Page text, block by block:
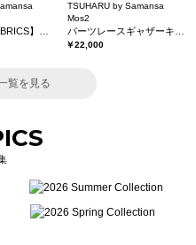
TSUHARU by Samansa
Mos2
￥22,000
覧を見る